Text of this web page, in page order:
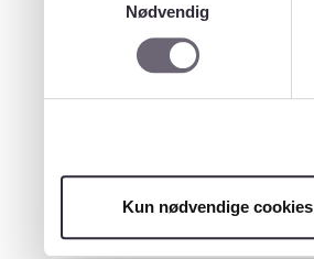
Nødvendig
Kun nødvendige cookies